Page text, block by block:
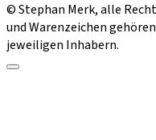
© Stephan Merk, alle
und Warenzeichen
jeweiligen Inhabern.
Scroll